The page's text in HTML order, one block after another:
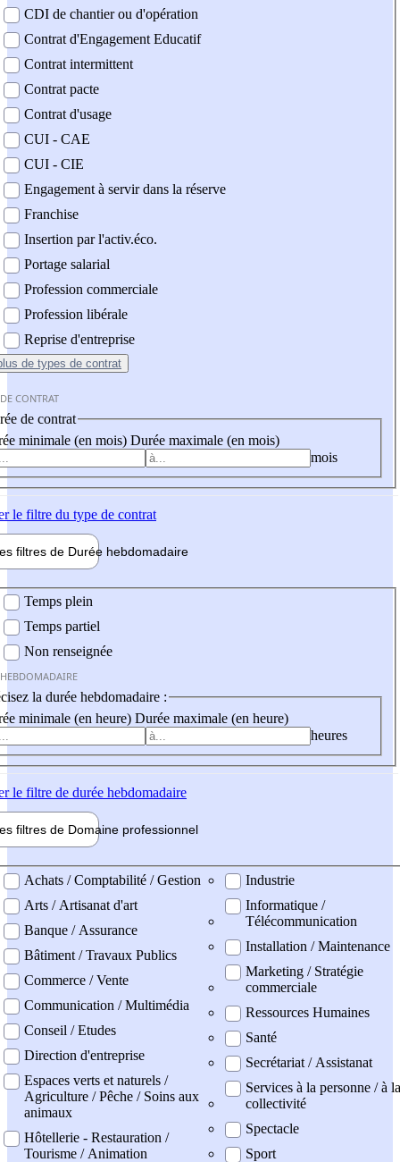
CDI de chantier ou d'opération
Contrat d'Engagement Educatif
Contrat intermittent
Contrat pacte
Contrat d'usage
CUI - CAE
CUI - CIE
Engagement à servir dans la réserve
Franchise
Insertion par l'activ.éco.
Portage salarial
Profession commerciale
Profession libérale
Reprise d'entreprise
de types de contrat
CONTRAT
de contrat
minimale (en mois) Durée maximale (en mois)
mois
le filtre du type de contrat
filtres de Durée hebdomadaire
Temps plein
Temps partiel
Non renseignée
la durée hebdomadaire :
minimale (en heure) Durée maximale (en heure)
heures
le filtre de durée hebdomadaire
filtres de Domaine professionnel
professionel
Achats / Comptabilité / Gestion
Arts / Artisanat d'art
Banque / Assurance
Bâtiment / Travaux Publics
Commerce / Vente
Communication / Multimédia
Conseil / Etudes
Direction d'entreprise
Espaces verts et naturels /
Agriculture / Pêche / Soins aux
animaux
Hôtellerie - Restauration /
Tourisme / Animation
Industrie
Informatique /
Télécommunication
Installation / Maintenance
Marketing / Stratégie
commerciale
Ressources Humaines
Santé
Secrétariat / Assistanat
Services à la personne / à la
collectivité
Spectacle
Sport